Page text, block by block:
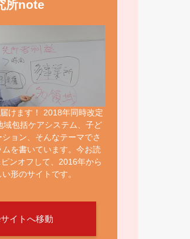
所note
けます！ 2018年同時改定
域包括ケアシステム、子ど
ョン、そんなテーマでさ
を書いています。今お読
ンオフして、2016年から
形のサイトです。
イトへ移動